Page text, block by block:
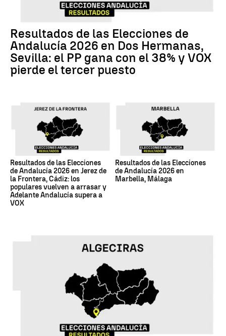
Resultados de las Elecciones de
Andalucía 2026 en Dos Hermanas,
Sevilla: el PP gana con el 38% y VOX
pierde el tercer puesto
Resultados de las Elecciones
de Andalucía 2026 en Jerez de
la Frontera, Cádiz: los
populares vuelven a arrasar y
Adelante Andalucía supera a
VOX
Resultados de las Elecciones
de Andalucía 2026 en
Marbella, Málaga